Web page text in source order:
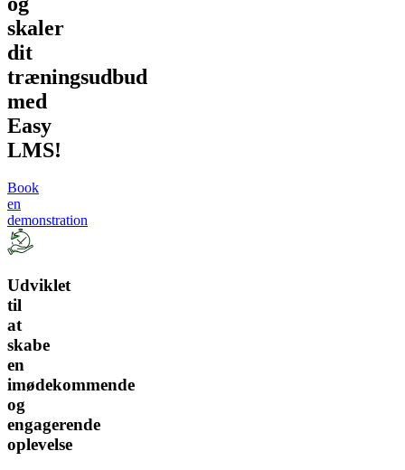
skaler
dit
træningsudbud
med
Easy
LMS!
Book
en
demonstration
Udviklet
til
at
skabe
en
imødekommende
og
engagerende
oplevelse